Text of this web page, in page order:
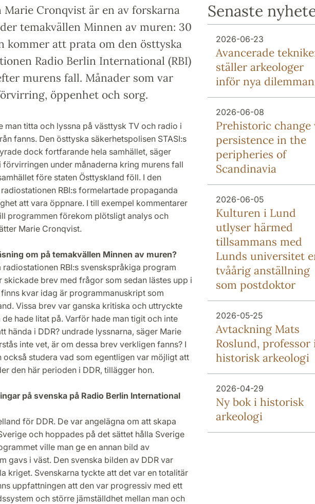
Cronqvist är en av forskarna
temakvällen Minnen av muren: 30
kommer att prata om den östtyska
Radio Berlin International (RBI)
murens fall. Månader som var
öppenhet och sorg.
man titta och lyssna på västtysk TV och radio i
fanns. Den östtyska säkerhetspolisen STASI:s
dock fortfarande hela samhället, säger
förvirringen under månaderna kring murens fall
före staten Östtyskland föll. I den
RBI:s formelartade propaganda
att vara öppnare. I till exempel kommentarer
programmen förekom plötsligt analys och
Marie Cronqvist.
om på temakvällen Minnen av muren?
RBI:s svenskspråkiga program
brev med frågor som sedan lästes upp i
kvar idag är programmanuskript som
Vissa brev var ganska kritiska och uttryckte
de hade litat på. Varför hade man tigit och inte
hända i DDR? undrade lyssnarna, säger Marie
inte vet, är om dessa brev verkligen fanns? I
också studera vad som egentligen var möjligt att
den här perioden i DDR, tillägger hon.
på svenska på Radio Berlin International
för DDR. De var angelägna om att skapa
och hoppades på det sättet hålla Sverige
ville man ge en annan bild av
gavs i väst. Den svenska bilden av DDR var
kriget. Svenskarna tyckte att det var en totalitär
uppfattningen att den var progressiv med ett
och större jämställdhet mellan man och
Senaste
2026-06-23
Avancerade
ställer arkeologer
inför nya dilemman
2026-06-08
Prehistoric change
persistence in the
peripheries of
Scandinavia
2026-06-05
Kulturen i Lund
utlyser härmed
tillsammans med
Lunds universitet
tvåårig anställning
som postdoktor
2026-05-25
Avtackning Mats
Roslund, professor
historisk arkeologi
2026-04-29
Ny bok i historisk
arkeologi